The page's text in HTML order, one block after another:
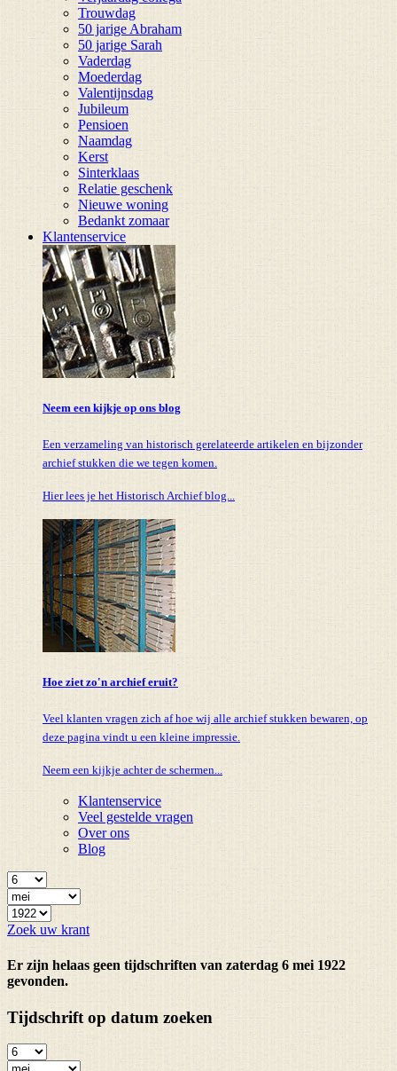
Trouwdag
50 jarige Abraham
50 jarige Sarah
Vaderdag
Moederdag
Valentijnsdag
Jubileum
Pensioen
Naamdag
Kerst
Sinterklaas
Relatie geschenk
Nieuwe woning
Bedankt zomaar
Klantenservice
Neem een kijkje op ons blog
Een verzameling van historisch gerelateerde artikelen en bijzonder
archief stukken die we tegen komen.
Hier lees je het Historisch Archief blog...
Hoe ziet zo'n archief eruit?
Veel klanten vragen zich af hoe wij alle archief stukken bewaren, op
deze pagina vindt u een kleine impressie.
Neem een kijkje achter de schermen...
Klantenservice
Veel gestelde vragen
Over ons
Blog
Zoek uw krant
Er zijn helaas geen tijdschriften van zaterdag 6 mei 1922
gevonden.
Tijdschrift op datum zoeken